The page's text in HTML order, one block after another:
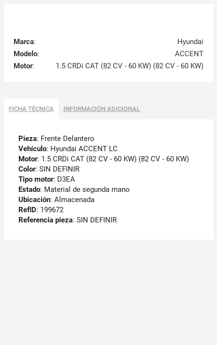
Marca:
Hyundai
Modelo:
ACCENT
Motor: 1.5 CRDi CAT (82 CV - 60 KW) (82 CV - 60 KW)
FICHA TÉCNICA INFORMACIÓN ADICIONAL
Pieza: Frente Delantero
Vehículo: Hyundai ACCENT LC
Motor: 1.5 CRDi CAT (82 CV - 60 KW) (82 CV - 60 KW)
Color: SIN DEFINIR
Tipo motor: D3EA
Estado: Material de segunda mano
Ubicación: Almacenada
RefID: 199672
Referencia pieza: SIN DEFINIR